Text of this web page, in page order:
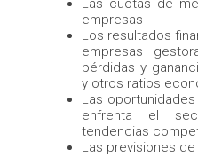
Las cuotas de
empresas
Los resultados
empresas
pérdidas y
y otros ratios
Las
enfrenta el
tendencias
Las previsiones